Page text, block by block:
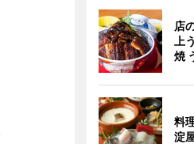
店
上
焼
料
淀